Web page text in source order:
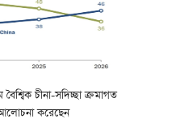
চীনা-সদিচ্ছা ক্রমাগত
করেছেন